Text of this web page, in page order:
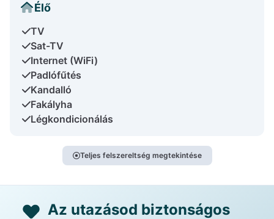
Élő
TV
Sat-TV
Internet (WiFi)
Padlófűtés
Kandalló
Fakályha
Légkondicionálás
Teljes felszereltség megtekintése
Az utazásod biztonságos